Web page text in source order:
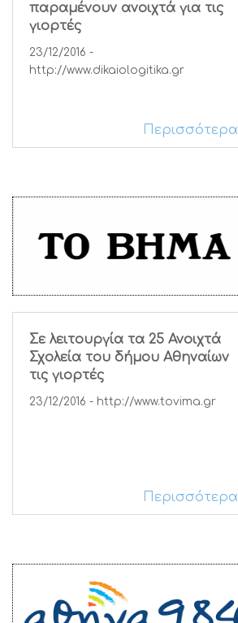
παραμένουν ανοιχτά για τις
γιορτές
23/12/2016 -
http://www.dikaiologitika.gr
Περισσότερα
Σε λειτουργία τα 25 Ανοιχτά
Σχολεία του δήμου Αθηναίων
τις γιορτές
23/12/2016 - http://www.tovima.gr
Περισσότερα